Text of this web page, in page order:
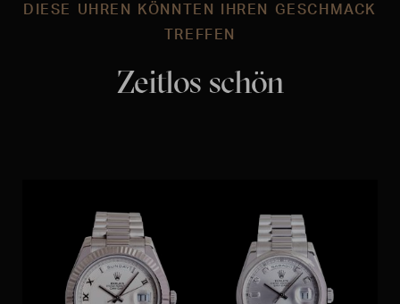
DIESE UHREN KÖNNTEN IHREN GESCHMACK
TREFFEN
Zeitlos schön